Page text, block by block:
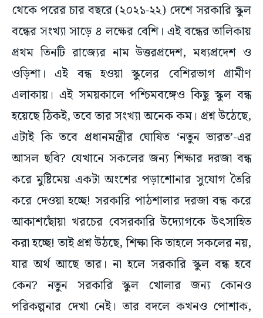
থেকে পরের চার বছরে (২০২১-২২) দেশে সরকারি স্কুল
বন্ধের সংখ্যা সাড়ে ৪ লক্ষের বেশি। এই বন্ধের তালিকায়
প্রথম তিনটি রাজ্যের নাম উত্তরপ্রদেশ, মধ্যপ্রদেশ ও
ওড়িশা। এই বন্ধ হওয়া স্কুলের বেশিরভাগ গ্রামীণ
এলাকায়। এই সময়কালে পশ্চিমবঙ্গেও কিছু স্কুল বন্ধ
হয়েছে ঠিকই, তবে তার সংখ্যা অনেক কম। প্রশ্ন উঠেছে,
এটাই কি তবে প্রধানমন্ত্রীর ঘোষিত ‘নতুন ভারত’-এর
আসল ছবি? যেখানে সকলের জন্য শিক্ষার দরজা বন্ধ
করে মুষ্টিমেয় একটা অংশের পড়াশোনার সুযোগ তৈরি
করে দেওয়া হচ্ছে! সরকারি পাঠশালার দরজা বন্ধ করে
আকাশছোঁয়া খরচের বেসরকারি উদ্যোগকে উৎসাহিত
করা হচ্ছে! তাই প্রশ্ন উঠছে, শিক্ষা কি তাহলে সকলের নয়,
যার অর্থ আছে তার। না হলে সরকারি স্কুল বন্ধ হবে
কেন? নতুন সরকারি স্কুল খোলার জন্য কোনও
পরিকল্পনার দেখা নেই। তার বদলে কখনও পোশাক,